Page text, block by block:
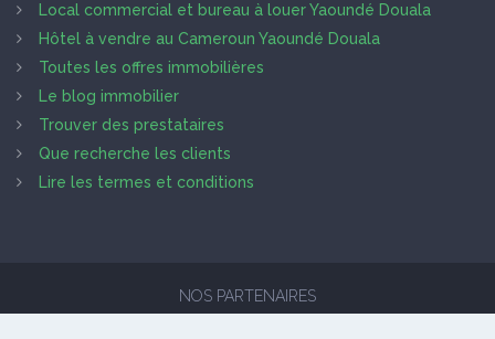
Local commercial et bureau à louer Yaoundé Douala
Hôtel à vendre au Cameroun Yaoundé Douala
Toutes les offres immobilières
Le blog immobilier
Trouver des prestataires
Que recherche les clients
Lire les termes et conditions
NOS PARTENAIRES